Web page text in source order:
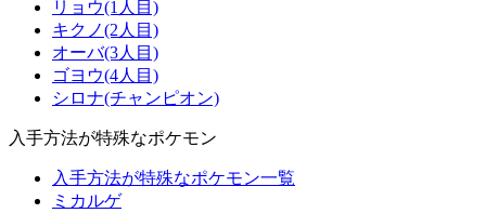
リョウ(1人目)
キクノ(2人目)
オーバ(3人目)
ゴヨウ(4人目)
シロナ(チャンピオン)
入手方法が特殊なポケモン
入手方法が特殊なポケモン一覧
ミカルゲ